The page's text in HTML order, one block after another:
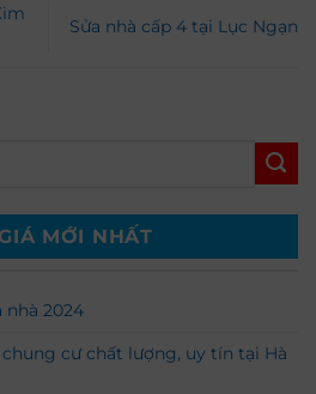
Sửa nhà cấp 4 tại Lục Ngạn
MỚI NHẤT
nhà 2024
cư chất lượng, uy tín tại Hà